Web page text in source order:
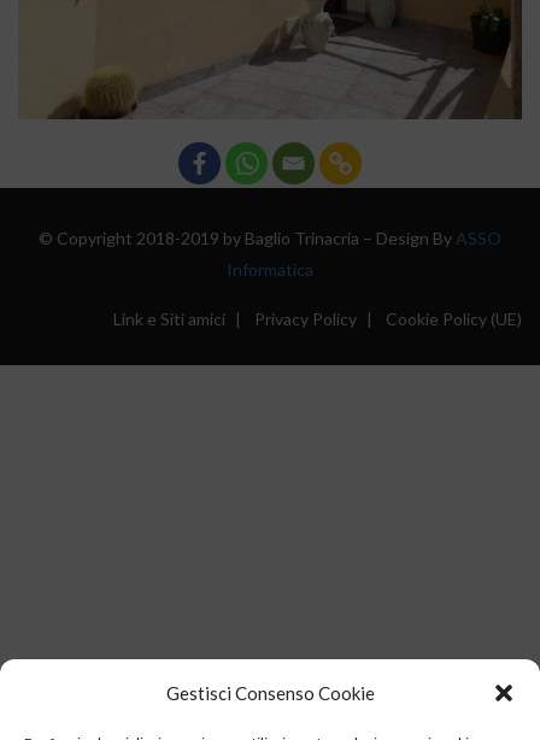
Gestisci Consenso Cookie
© Copyright 2018-2019 by Baglio Trinacria – Design By ASSO
Informatica
Link e Siti amici Privacy Policy Cookie Policy (UE)